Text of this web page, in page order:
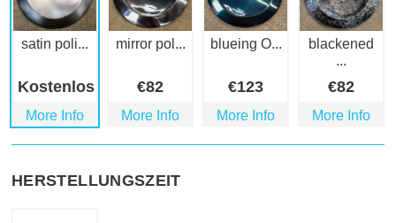
satin poli...
Kostenlos
More Info
mirror pol...
€82
More Info
blueing O...
€123
More Info
blackened
...
€82
More Info
HERSTELLUNGSZEIT